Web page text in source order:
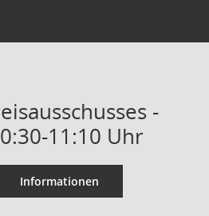
-
11:10 Uhr
Informationen